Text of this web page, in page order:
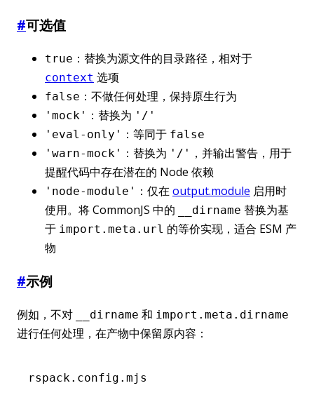
#可选值
true ：替换为源文件的目录路径，相对于
context 选项
false ：不做任何处理，保持原生行为
'mock' ：替换为 '/'
'eval-only' ：等同于 false
'warn-mock' ：替换为 '/' ，并输出警告，用于
提醒代码中存在潜在的 Node 依赖
'node-module' ：仅在 output.module 启用时
使用。将 CommonJS 中的
__dirname 替换为基
于 import.meta.url 的等价实现，适合 ESM 产
物
#示例
例如，不对 __dirname 和 import.meta.dirname
进行任何处理，在产物中保留原内容：
rspack.config.mjs